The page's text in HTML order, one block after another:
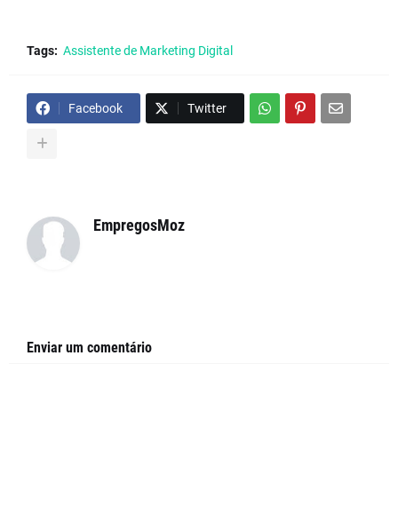
Tags: Assistente de Marketing Digital
Facebook Twitter
EmpregosMoz
Enviar um comentário